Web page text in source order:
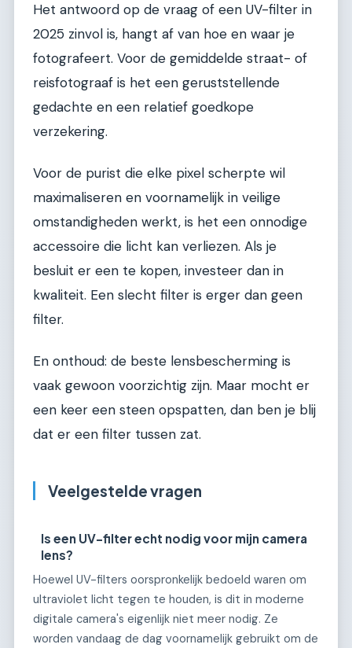
Het antwoord op de vraag of een UV-filter in
2025 zinvol is, hangt af van hoe en waar je
fotografeert. Voor de gemiddelde straat- of
reisfotograaf is het een geruststellende
gedachte en een relatief goedkope
verzekering.
Voor de purist die elke pixel scherpte wil
maximaliseren en voornamelijk in veilige
omstandigheden werkt, is het een onnodige
accessoire die licht kan verliezen. Als je
besluit er een te kopen, investeer dan in
kwaliteit. Een slecht filter is erger dan geen
filter.
En onthoud: de beste lensbescherming is
vaak gewoon voorzichtig zijn. Maar mocht er
een keer een steen opspatten, dan ben je blij
dat er een filter tussen zat.
Veelgestelde vragen
Is een UV-filter echt nodig voor mijn camera
lens?
Hoewel UV-filters oorspronkelijk bedoeld waren om
ultraviolet licht tegen te houden, is dit in moderne
digitale camera's eigenlijk niet meer nodig. Ze
worden vandaag de dag voornamelijk gebruikt om de